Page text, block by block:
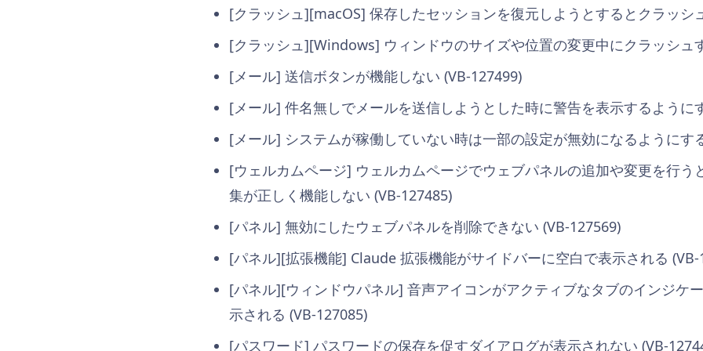
[クラッシュ][macOS] 保存したセッションを復元しようとするとクラッシ
[クラッシュ][Windows] ウィンドウのサイズや位置の変更中にクラッシュ
[メール] 送信ボタンが機能しない (VB-127499)
[メール] 件名無しでメールを送信しようとした時に警告を表示するように
[メール] システムが稼働していない時は一部の設定が無効になるようにす
[ウェルカムページ] ウェルカムページでウェブパネルの追加や変更を行う
集が正しく機能しない (VB-127485)
[パネル] 無効にしたウェブパネルを削除できない (VB-127569)
[パネル][拡張機能] Claude 拡張機能がサイドバーに空白で表示される (VB-
[パネル][ウィンドウパネル] 音声アイコンがアクティブなタブのインジケ
示される (VB-127085)
[パスワード] パスワードの保存を促すダイアログが表示されない (VB-